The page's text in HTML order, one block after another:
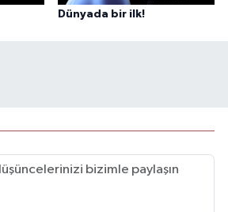
Dünyada bir ilk!